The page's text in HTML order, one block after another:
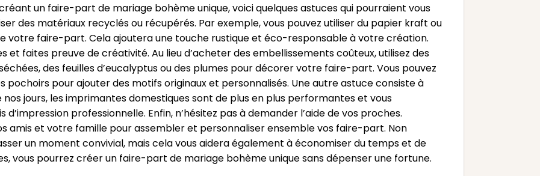
un faire-part de mariage bohème unique, voici quelques astuces qui pourraient vous
des matériaux recyclés ou récupérés. Par exemple, vous pouvez utiliser du papier kraft ou
votre faire-part. Cela ajoutera une touche rustique et éco-responsable à votre création.
et faites preuve de créativité. Au lieu d’acheter des embellissements coûteux, utilisez des
des feuilles d’eucalyptus ou des plumes pour décorer votre faire-part. Vous pouvez
pochoirs pour ajouter des motifs originaux et personnalisés. Une autre astuce consiste à
jours, les imprimantes domestiques sont de plus en plus performantes et vous
professionnelle. Enfin, n’hésitez pas à demander l’aide de vos proches.
amis et votre famille pour assembler et personnaliser ensemble vos faire-part. Non
un moment convivial, mais cela vous aidera également à économiser du temps et de
vous pourrez créer un faire-part de mariage bohème unique sans dépenser une fortune.